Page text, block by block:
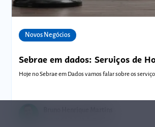
Novos Negócios
Sebrae em dados: Serviços de
Hoje no Sebrae em Dados vamos falar sobre os